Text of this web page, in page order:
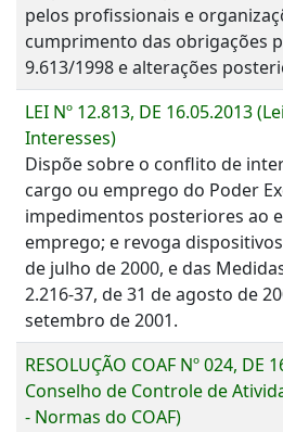
pelos profissionais e
cumprimento das obrigações
9.613/1998 e alterações
LEI Nº 12.813, DE 16.05.2013
Interesses)
Dispõe sobre o conflito de
cargo ou emprego do Poder
impedimentos posteriores ao
emprego; e revoga dispositivos
de julho de 2000, e das
2.216-37, de 31 de agosto de
setembro de 2001.
RESOLUÇÃO COAF Nº 024, DE
Conselho de Controle de
- Normas do COAF)